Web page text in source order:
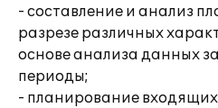
- составление и анализ
разрезе различных
основе анализа данных
периоды;
- планирование